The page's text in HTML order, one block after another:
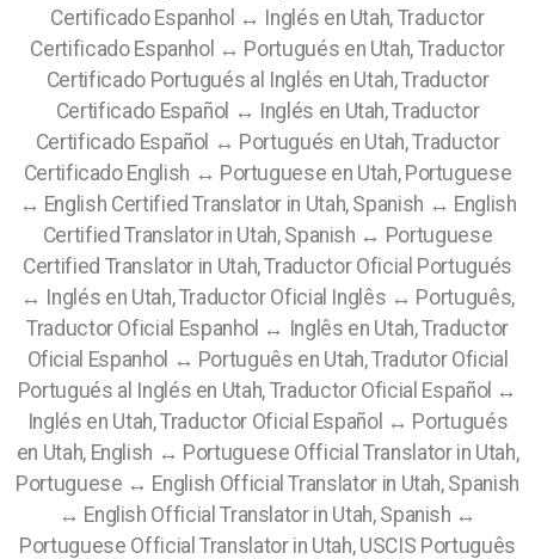
Certificado Espanhol ↔ Inglés en Utah, Traductor
Certificado Espanhol ↔ Portugués en Utah, Traductor
Certificado Portugués al Inglés en Utah, Traductor
Certificado Español ↔ Inglés en Utah, Traductor
Certificado Español ↔ Portugués en Utah, Traductor
Certificado English ↔ Portuguese en Utah, Portuguese
↔ English Certified Translator in Utah, Spanish ↔ English
Certified Translator in Utah, Spanish ↔ Portuguese
Certified Translator in Utah, Traductor Oficial Portugués
↔ Inglés en Utah, Traductor Oficial Inglês ↔ Português,
Traductor Oficial Espanhol ↔ Inglês en Utah, Traductor
Oficial Espanhol ↔ Português en Utah, Tradutor Oficial
Portugués al Inglés en Utah, Traductor Oficial Español ↔
Inglés en Utah, Traductor Oficial Español ↔ Portugués
en Utah, English ↔ Portuguese Official Translator in Utah,
Portuguese ↔ English Official Translator in Utah, Spanish
↔ English Official Translator in Utah, Spanish ↔
Portuguese Official Translator in Utah, USCIS Português